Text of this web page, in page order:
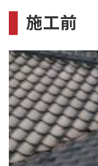
施工前